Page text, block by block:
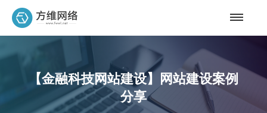
【金融科技网站建设】网站建设案例
分享